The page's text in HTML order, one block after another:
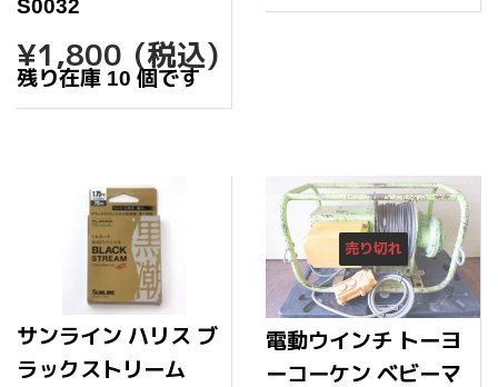
S0032
通
常
価
格
¥1,800 ¥1,800
(税込)
残り在庫 10 個です
格
サンライン ハリス ブ
ラックストリーム
売り切れ
電動ウインチ トーヨ
ーコーケン ベビーマ